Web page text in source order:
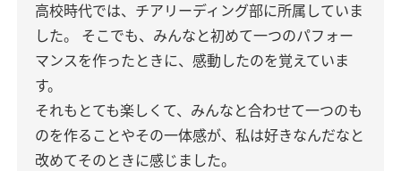
高校時代では、チアリーディング部に所属していま
した。
そこでも、みんなと初めて一つのパフォー
マンスを作ったときに、感動したのを覚えていま
す。
それもとても楽しくて、みんなと合わせて一つのも
のを作ることやその一体感が、私は好きなんだなと
改めてそのときに感じました。